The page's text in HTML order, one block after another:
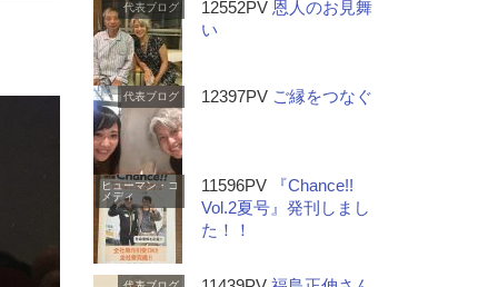
代表ブログ 12552PV 恩人のお見舞
い
代表ブログ 12397PV ご縁をつなぐ
ヒューマン・コ
メディ
11596PV
『Chance!!
Vol.2夏号』発刊しまし
た！！